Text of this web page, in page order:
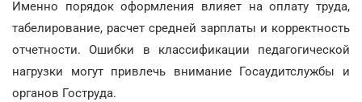
Именно порядок оформления влияет на оплату труда,
табелирование, расчет средней зарплаты и корректность
отчетности. Ошибки в классификации педагогической
нагрузки могут привлечь внимание Госаудитслужбы и
органов Гоструда.